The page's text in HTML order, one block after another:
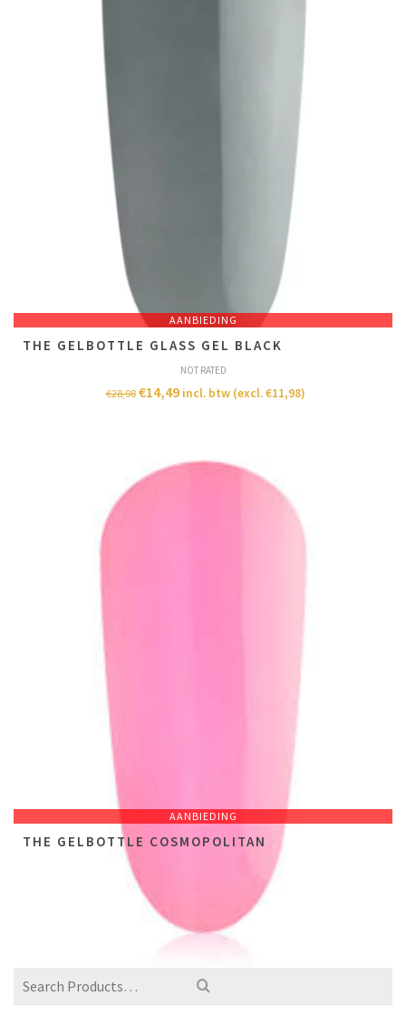
AANBIEDING
THE GELBOTTLE GLASS GEL BLACK
NOT RATED
€28,98 €14,49 incl. btw (excl.€11,98)
AANBIEDING
THE GELBOTTLE COSMOPOLITAN
€ incl. btw (excl.€